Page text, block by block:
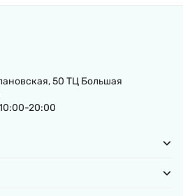
50 ТЦ Большая
20:00